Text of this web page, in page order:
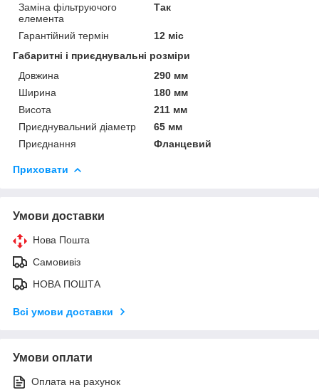
Заміна фільтруючого
елемента
Так
Гарантійний термін
12 міс
Габаритні і приєднувальні розміри
Довжина
290 мм
Ширина
180 мм
Висота
211 мм
Приєднувальний діаметр
65 мм
Приєднання
Фланцевий
Приховати
Умови доставки
Нова Пошта
Самовивіз
НОВА ПОШТА
Всі умови доставки
Умови оплати
Оплата на рахунок